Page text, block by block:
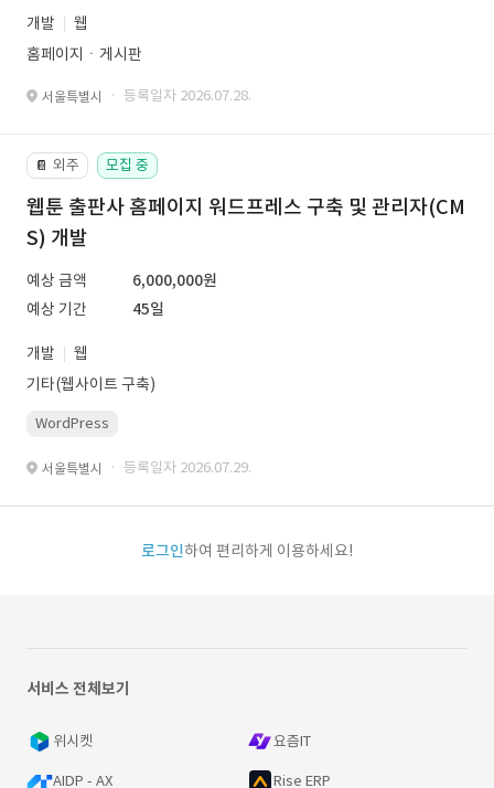
개발
웹
홈페이지ㆍ게시판
서울특별시 · 등록일자 2026.07.28.
📔 외주 모집 중
웹툰 출판사 홈페이지 워드프레스 구축 및 관리자(CM
S) 개발
예상 금액
6,000,000원
예상 기간
45일
개발
웹
기타(웹사이트 구축)
WordPress
서울특별시 · 등록일자 2026.07.29.
로그인하여 편리하게 이용하세요!
서비스 전체보기
위시켓 요즘IT
AIDP - AX Rise ERP